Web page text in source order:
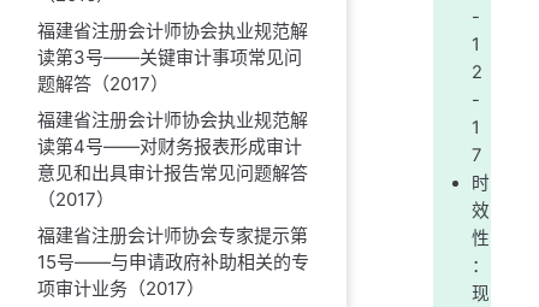
福建省注册会计师协会执业规范解
读第3号——关键审计事项常见问
题解答（2017）
福建省注册会计师协会执业规范解
读第4号——对财务报表形成审计
意见和出具审计报告常见问题解答
（2017）
福建省注册会计师协会专家提示第
15号——与申请政府补助相关的专
项审计业务（2017）
-
1
2
-
1
7
时
效
性
：
现